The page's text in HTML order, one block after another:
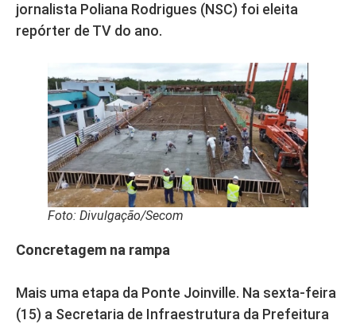
jornalista Poliana Rodrigues (NSC) foi eleita
repórter de TV do ano.
Foto: Divulgação/Secom
Concretagem na rampa
Mais uma etapa da Ponte Joinville. Na sexta-feira
(15) a Secretaria de Infraestrutura da Prefeitura